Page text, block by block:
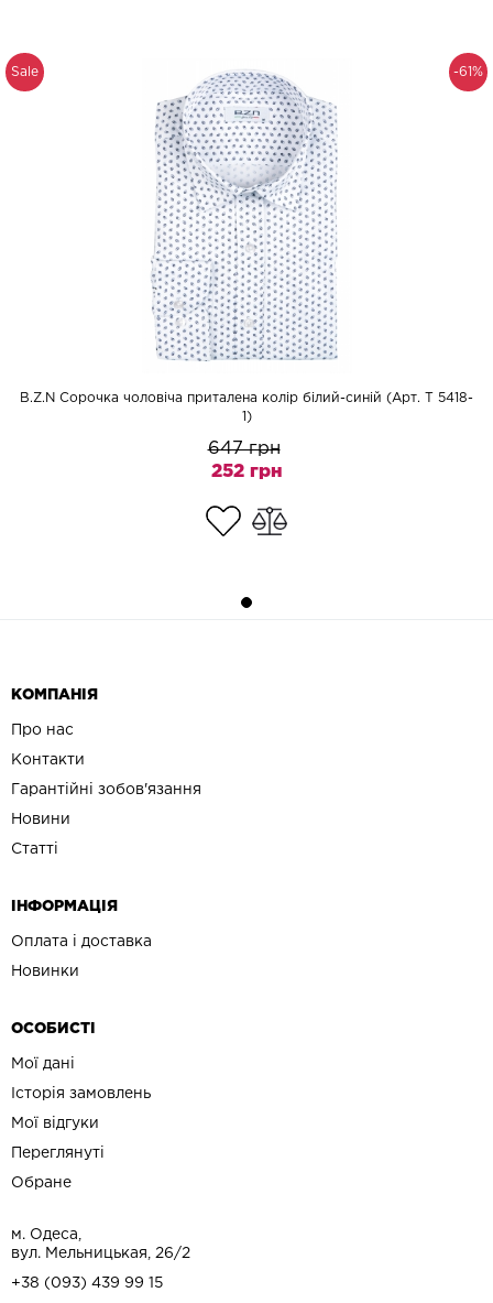
-61%
Sale
B.Z.N Сорочка чоловіча приталена колір білий-синій (Арт. T 5418-
1)
647 грн
252 грн
КОМПАНІЯ
Про нас
Контакти
Гарантійні зобов'язання
Новини
Статті
ІНФОРМАЦІЯ
Оплата і доставка
Новинки
ОСОБИСТІ
Мої дані
Історія замовлень
Мої відгуки
Переглянуті
Обране
м. Одеса,
вул. Мельницькая, 26/2
+38 (093) 439 99 15